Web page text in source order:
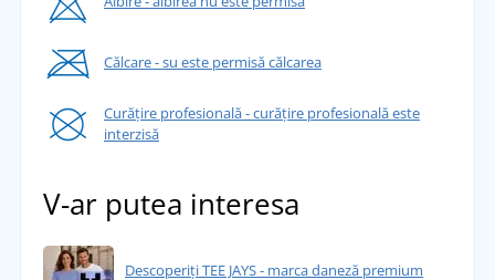
Călcare - su este permisă călcarea
Curățire profesională - curățire profesională este
interzisă
V-ar putea interesa
Descoperiți TEE JAYS - marca daneză premium